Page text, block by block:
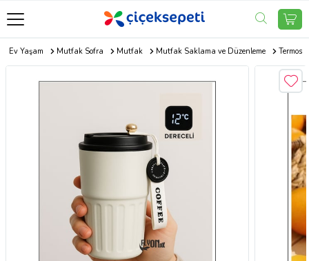
Ev Yaşam Mutfak Sofra Mutfak Mutfak Saklama ve Düzenleme Termos